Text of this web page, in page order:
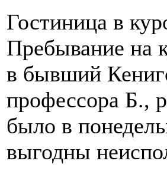
Гостиница в
Пребывание на
в бывший
профессора Б.,
было в
выгодны